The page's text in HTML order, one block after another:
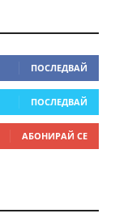
ПОСЛЕДВАЙ
ПОСЛЕДВАЙ
АБОНИРАЙ СЕ